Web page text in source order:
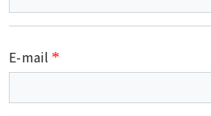
E-mail *